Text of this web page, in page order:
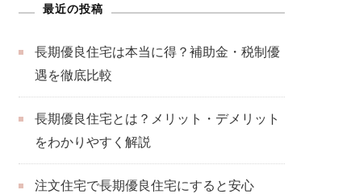
最近の投稿
長期優良住宅は本当に得？補助金・税制優
遇を徹底比較
長期優良住宅とは？メリット・デメリット
をわかりやすく解説
注文住宅で長期優良住宅にすると安心